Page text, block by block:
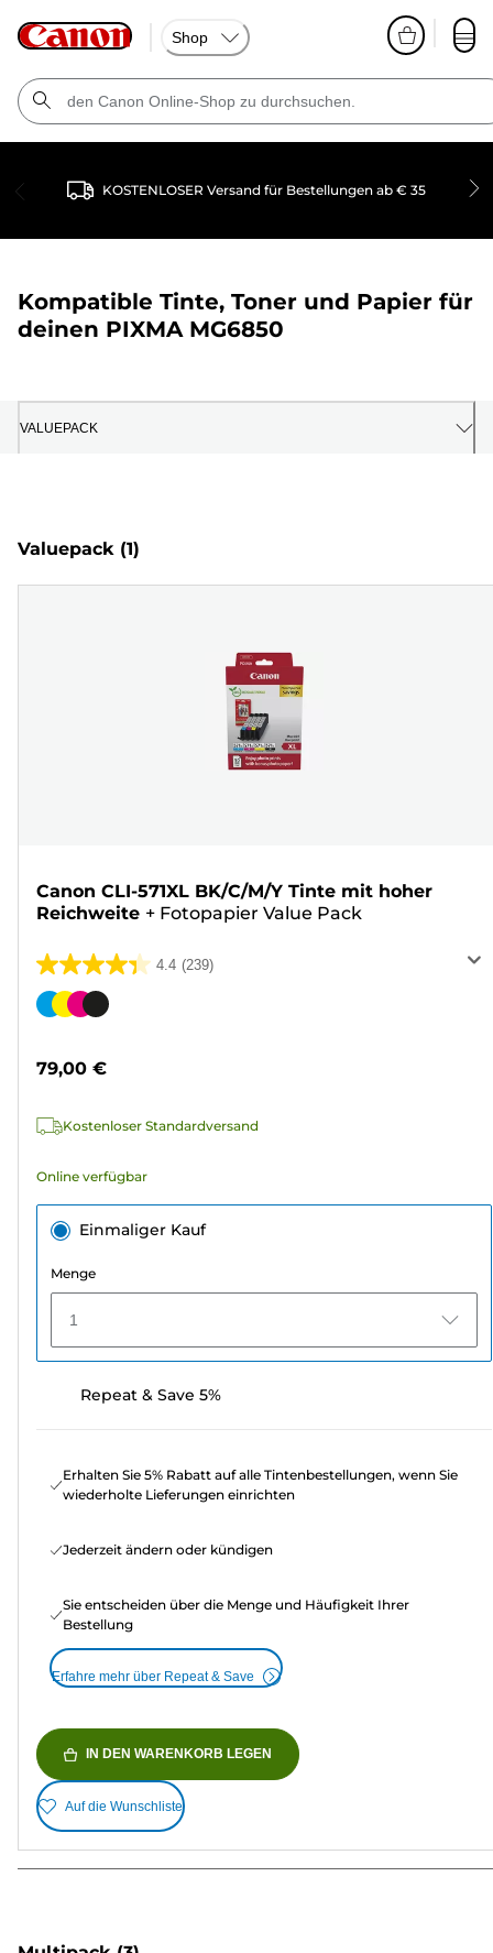
Shop
KOSTENLOSER Versand für Bestellungen ab € 35
Kompatible Tinte, Toner und Papier für
deinen PIXMA MG6850
VALUEPACK
Valuepack (1)
Canon CLI-571XL BK/C/M/Y Tinte mit hoher
Reichweite + Fotopapier Value Pack
4.4 (239)
4.4
von
239
Farbpatrone
79,00 €
Kostenloser Standardversand
Online verfügbar
Einmaliger Kauf
Menge
1
Repeat & Save 5%
Erhalten Sie 5% Rabatt auf alle Tintenbestellungen, wenn Sie
wiederholte Lieferungen einrichten
Jederzeit ändern oder kündigen
Sie entscheiden über die Menge und Häufigkeit Ihrer
Bestellung
Erfahre mehr über Repeat & Save
IN DEN WARENKORB LEGEN
Auf die Wunschliste